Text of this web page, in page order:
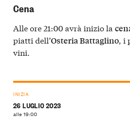
Cena
Alle ore 21:00 avrà inizio la
piatti dell’Osteria Battaglino, i
vini.
INIZIA
26 LUGLIO 2023
alle 19:00